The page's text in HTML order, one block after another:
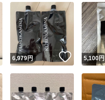
いいね！
6,979円 いいね！
5,100円